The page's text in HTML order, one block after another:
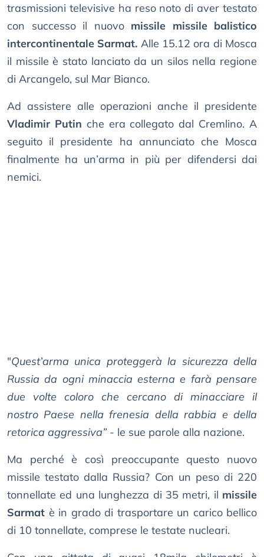
trasmissioni televisive ha reso noto di aver testato
con successo il nuovo missile missile balistico
intercontinentale Sarmat. Alle 15.12 ora di Mosca
il missile è stato lanciato da un silos nella regione
di Arcangelo, sul Mar Bianco.
Ad assistere alle operazioni anche il presidente
Vladimir Putin che era collegato dal Cremlino. A
seguito il presidente ha annunciato che Mosca
finalmente ha un’arma in più per difendersi dai
nemici.
"Quest’arma unica proteggerà la sicurezza della
Russia da ogni minaccia esterna e farà pensare
due volte coloro che cercano di minacciare il
nostro Paese nella frenesia della rabbia e della
retorica aggressiva”- le sue parole alla nazione.
Ma perché è così preoccupante questo nuovo
missile testato dalla Russia? Con un peso di 220
tonnellate ed una lunghezza di 35 metri, il missile
Sarmat è in grado di trasportare un carico bellico
di 10 tonnellate, comprese le testate nucleari.